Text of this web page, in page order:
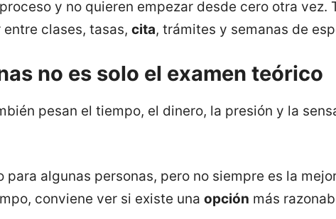
y no quieren empezar desde cero otra vez.
clases, tasas, cita, trámites y semanas de
no es solo el examen teórico
pesan el tiempo, el dinero, la presión y la
para algunas personas, pero no siempre es la
conviene ver si existe una opción más